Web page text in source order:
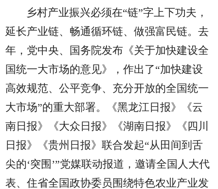
乡村产业振兴必须在“链”字上下功夫，
延长产业链、畅通循环链、做强富民链。去
年，党中央、国务院发布《关于加快建设全
国统一大市场的意见》，作出了“加快建设
高效规范、公平竞争、充分开放的全国统一
大市场”的重大部署。《黑龙江日报》《云
南日报》《大众日报》《湖南日报》《四川
日报》《贵州日报》联合发起“从田间到舌
尖的‘突围’”党媒联动报道，邀请全国人大代
表、住省全国政协委员围绕特色农业产业发